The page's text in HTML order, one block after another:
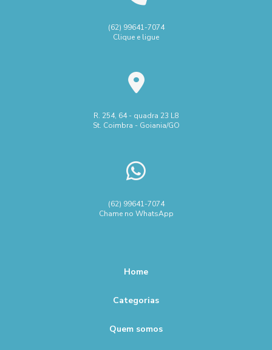
(62) 99641-7074
Clique e ligue
R. 254, 64 - quadra 23 L8
St. Coimbra - Goiania/GO
(62) 99641-7074
Chame no WhatsApp
Home
Categorias
Quem somos